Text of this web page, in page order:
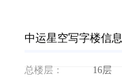
中运星空写字楼信息
总楼层： 16层